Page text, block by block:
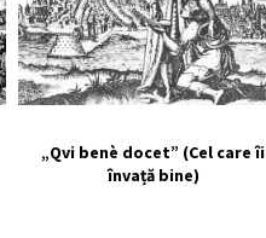
„Qvi benè docet” (Cel care îi
învață bine)